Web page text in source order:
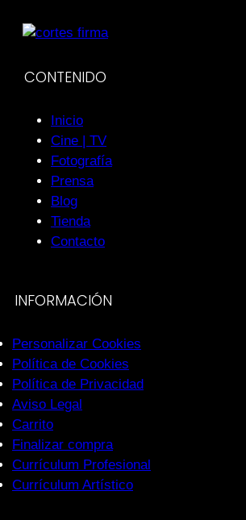
CONTENIDO
Inicio
Cine | TV
Fotografía
Prensa
Blog
Tienda
Contacto
INFORMACIÓN
Personalizar Cookies
Política de Cookies
Política de Privacidad
Aviso Legal
Carrito
Finalizar compra
Currículum Profesional
Currículum Artístico